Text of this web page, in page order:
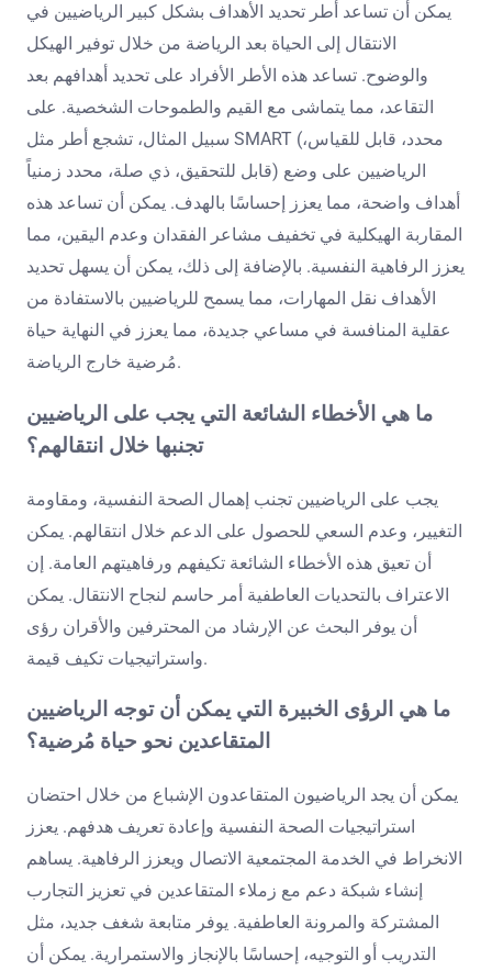
يمكن أن تساعد أطر تحديد الأهداف بشكل كبير الرياضيين في
الانتقال إلى الحياة بعد الرياضة من خلال توفير الهيكل
والوضوح. تساعد هذه الأطر الأفراد على تحديد أهدافهم بعد
التقاعد، مما يتماشى مع القيم والطموحات الشخصية. على
سبيل المثال، تشجع أطر مثل SMART (محدد، قابل للقياس،
قابل للتحقيق، ذي صلة، محدد زمنياً) الرياضيين على وضع
أهداف واضحة، مما يعزز إحساسًا بالهدف. يمكن أن تساعد هذه
المقاربة الهيكلية في تخفيف مشاعر الفقدان وعدم اليقين، مما
يعزز الرفاهية النفسية. بالإضافة إلى ذلك، يمكن أن يسهل تحديد
الأهداف نقل المهارات، مما يسمح للرياضيين بالاستفادة من
عقلية المنافسة في مساعي جديدة، مما يعزز في النهاية حياة
مُرضية خارج الرياضة.
ما هي الأخطاء الشائعة التي يجب على الرياضيين
تجنبها خلال انتقالهم؟
يجب على الرياضيين تجنب إهمال الصحة النفسية، ومقاومة
التغيير، وعدم السعي للحصول على الدعم خلال انتقالهم. يمكن
أن تعيق هذه الأخطاء الشائعة تكيفهم ورفاهيتهم العامة. إن
الاعتراف بالتحديات العاطفية أمر حاسم لنجاح الانتقال. يمكن
أن يوفر البحث عن الإرشاد من المحترفين والأقران رؤى
واستراتيجيات تكيف قيمة.
ما هي الرؤى الخبيرة التي يمكن أن توجه الرياضيين
المتقاعدين نحو حياة مُرضية؟
يمكن أن يجد الرياضيون المتقاعدون الإشباع من خلال احتضان
استراتيجيات الصحة النفسية وإعادة تعريف هدفهم. يعزز
الانخراط في الخدمة المجتمعية الاتصال ويعزز الرفاهية. يساهم
إنشاء شبكة دعم مع زملاء المتقاعدين في تعزيز التجارب
المشتركة والمرونة العاطفية. يوفر متابعة شغف جديد، مثل
التدريب أو التوجيه، إحساسًا بالإنجاز والاستمرارية. يمكن أن